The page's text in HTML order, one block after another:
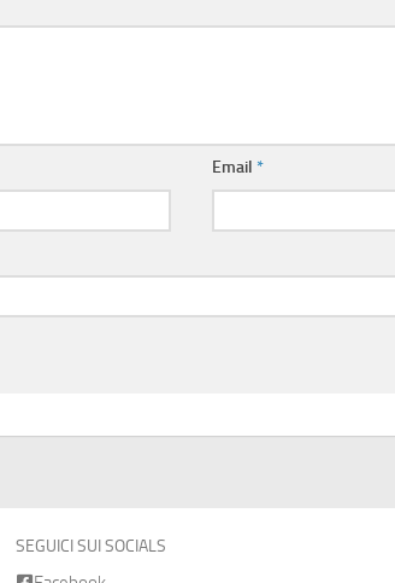
Email*
SEGUICI SUI SOCIALS